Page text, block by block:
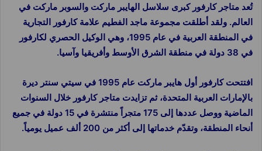
تُعد متاجر كارفور كبرى سلاسل الهايبر ماركت والسوبر ماركت في
العالم. ولقد أطلقت مجموعة ماجد الفطيم علامة كارفور التجارية
في المنطقة العربية في عام 1995، وهي الوكيل الحصري لكارفور
في 38 دولة في منطقة الشرق الأوسط وأفريقيا وآسيا.
افتتحت كارفور أول هايبر ماركت عام 1995 في سيتي سنتر ديرة
بالإمارات العربية المتحدة، ثم تزايدت متاجر كارفور خلال السنوات
الماضية ووصل عددها إلى 175 متجراً منتشرة في 15 دولة في جميع
أنحاء المنطقة، وتقدّم خدماتها إلى أكثر من 200 ألف عميل يومياً.